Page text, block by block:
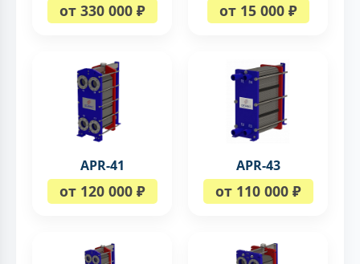
от 330 000 ₽ от 15 000 ₽
APR-41
от 120 000 ₽
APR-43
от 110 000 ₽